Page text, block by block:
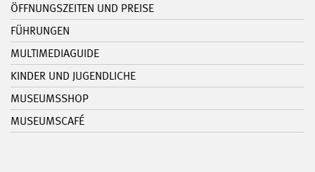
ÖFFNUNGSZEITEN UND PREISE
FÜHRUNGEN
MULTIMEDIAGUIDE
KINDER UND JUGENDLICHE
MUSEUMSSHOP
MUSEUMSCAFÉ